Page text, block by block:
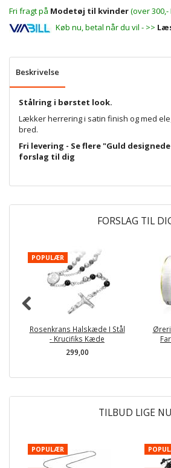
Fri fragt på Modetøj til kvinder(over 300,-
Køb nu, betal når du vil - >>
Beskrivelse
Stålring i børstet look.
Lækker herrering i satin finish og med
bred.
Fri levering - Se flere "Guld
forslag til dig
FORSLAG TIL
POPULÆR
Rosenkrans Halskæde I Stål
- Krucifiks Kæde
299,00
TILBUD LIGE NU
POPULÆR